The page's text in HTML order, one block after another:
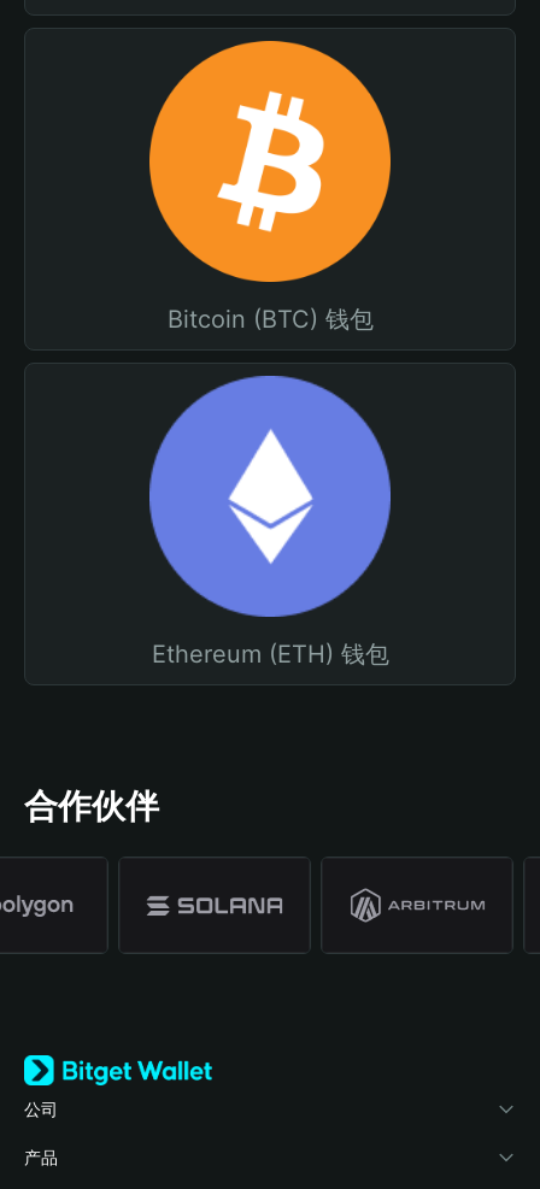
Bitcoin (BTC) 钱包
Ethereum (ETH) 钱包
合作伙伴
公司
关于 Bitget Wallet
产品